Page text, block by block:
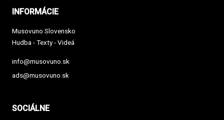
INFORMÁCIE
Musovuno Slovensko
Hudba - Texty - Videá
info@musovuno.sk
ads@musovuno.sk
SOCIÁLNE